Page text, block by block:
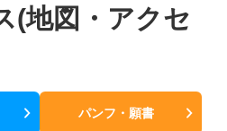
(地図・アクセ
パンフ・願書